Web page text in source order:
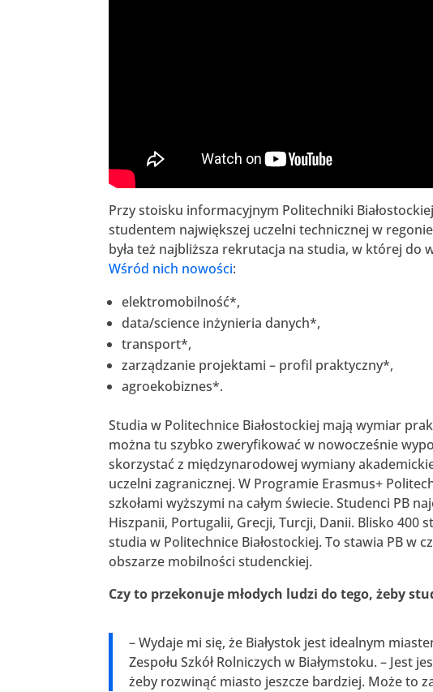
Przy stoisku informacyjnym Politechniki
studentem największej uczelni technicznej w
była też najbliższa rekrutacja na studia, w której do
Wśród nich nowości:
elektromobilność*,
data/science inżynieria danych*,
transport*,
zarządzanie projektami – profil praktyczny*,
agroekobiznes*.
Studia w Politechnice Białostockiej mają wymiar
można tu szybko zweryfikować w nowocześnie
skorzystać z międzynarodowej wymiany
uczelni zagranicznej. W Programie Erasmus+
szkołami wyższymi na całym świecie. Studenci PB
Hiszpanii, Portugalii, Grecji, Turcji, Danii. Blisko
studia w Politechnice Białostockiej. To stawia PB w
obszarze mobilności studenckiej.
Czy to przekonuje młodych ludzi do tego, żeby
– Wydaje mi się, że Białystok jest idealnym
Zespołu Szkół Rolniczych w Białymstoku. – Jest
żeby rozwinąć miasto jeszcze bardziej. Może to